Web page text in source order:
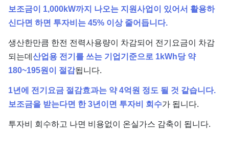
보조금이 1,000kW까지 나오는 지원사업이 있어서 활용하
신다면 하면 투자비는 45% 이상 줄어듭니다.
생산한만큼 한전 전력사용량이 차감되어 전기요금이 차감
되는데 산업용 전기를 쓰는 기업기준으로 1kWh당 약
180~195원이 절감됩니다.
1년에 전기요금 절감효과는 약 4억원 정도 될 것 같습니다.
보조금을 받는다면 한 3년이면 투자비 회수가 됩니다.
투자비 회수하고 나면 비용없이 온실가스 감축이 됩니다.